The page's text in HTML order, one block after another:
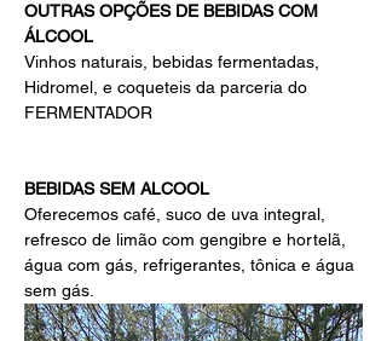
OUTRAS OPÇÕES DE BEBIDAS COM
ÁLCOOL
Vinhos naturais, bebidas fermentadas,
Hidromel, e coqueteis da parceria do
FERMENTADOR
BEBIDAS SEM ALCOOL
Oferecemos café, suco de uva integral,
refresco de limão com gengibre e hortelã,
água com gás, refrigerantes, tônica e água
sem gás.